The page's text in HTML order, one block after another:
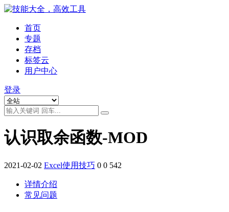
首页
专题
存档
标签云
用户中心
登录
认识取余函数-MOD
2021-02-02 Excel使用技巧 0 0 542
详情介绍
常见问题